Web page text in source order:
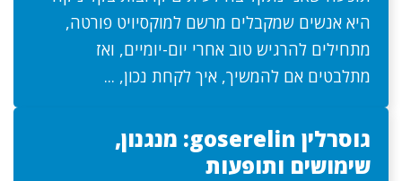
היא אנשים שמקבלים מרשם למוקסיויט פורטה,
מתחילים להרגיש טוב אחרי יום-יומיים, ואז
מתלבטים אם להמשיך, איך לקחת נכון, ...
גוסרלין goserelin: מנגנון,
שימושים ותופעות